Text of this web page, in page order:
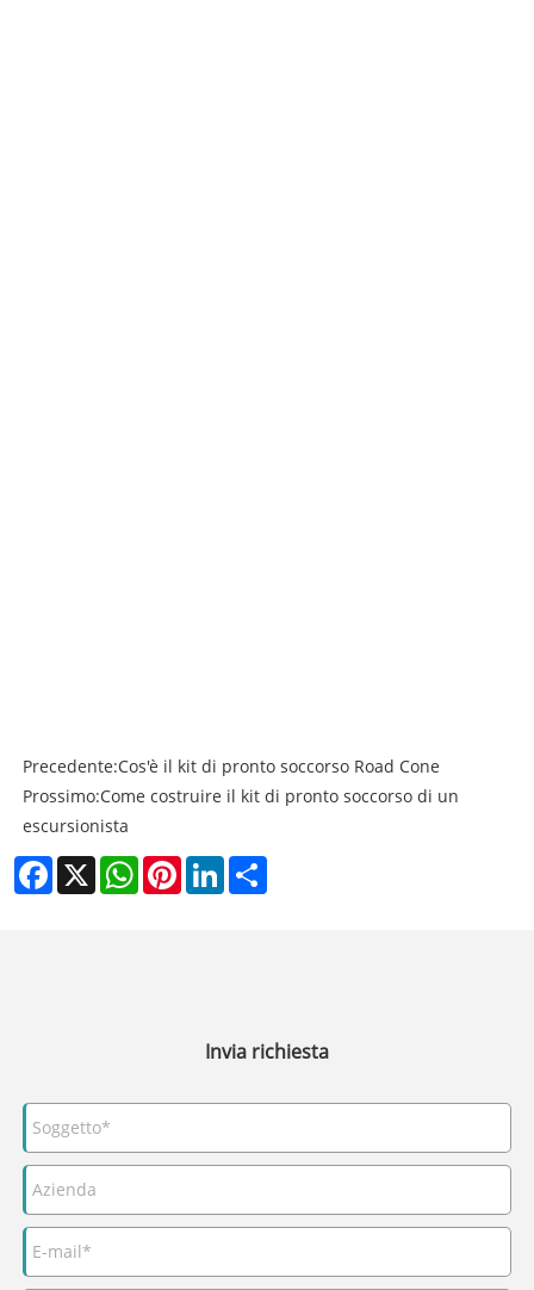
Precedente:Cos'è il kit di pronto soccorso Road Cone
Prossimo:Come costruire il kit di pronto soccorso di un
escursionista
Facebook
X WhatsAppPinterestLinkedIn
Invia richiesta